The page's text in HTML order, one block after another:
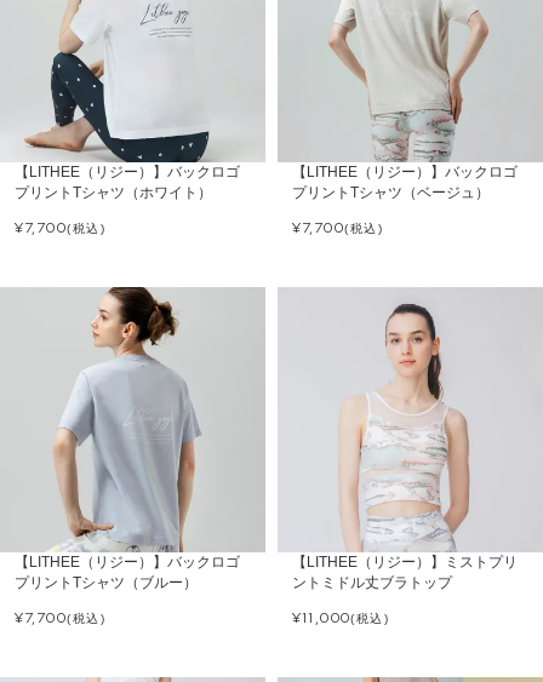
【LITHEE（リジー）】バックロゴ
プリントTシャツ（ホワイト）
¥7,700(税込)
【LITHEE（リジー）】バックロゴ
プリントTシャツ（ベージュ）
¥7,700(税込)
【LITHEE（リジー）】バックロゴ
プリントTシャツ（ブルー）
¥7,700(税込)
【LITHEE（リジー）】ミストプリ
ントミドル丈ブラトップ
¥11,000(税込)